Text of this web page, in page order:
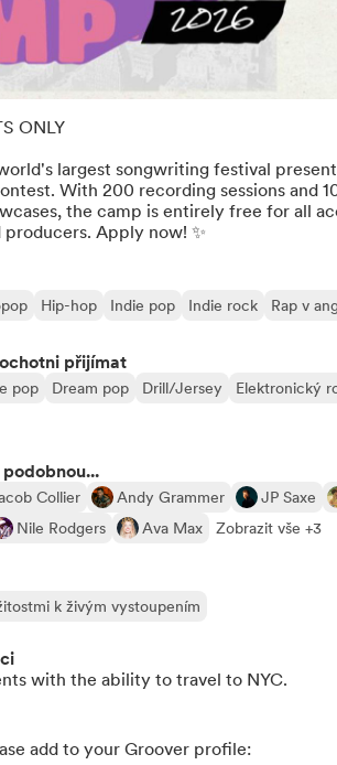
ONLY
largest songwriting festival
With 200 recording sessions and
the camp is entirely free for all
Apply now! ✨
Hip-hop Indie pop Indie rock Rap v
přijímat
pop Dream pop Drill/Jersey Elektronický
Collier Andy Grammer JP Saxe
Nile Rodgers Ava Max Zobrazit vše +3
k živým vystoupením
with the ability to travel to NYC.
add to your Groover profile: